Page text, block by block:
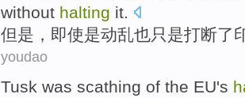
without halting it.
但是 ， 即使是动乱也只是打断了
youdao
Tusk was scathing of the EU's